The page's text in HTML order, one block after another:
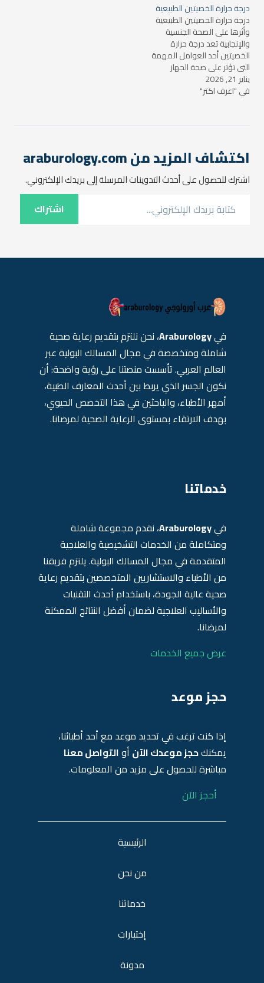
وظائفها. سنتناول في هذا
المقال موضوع "تبريد
الخصيتين"، من حيث المفهوم،
…
درجة حرارة الخصيتين الطبيعية
درجة حرارة الخصيتين الطبيعية
وأثرها على الصحة الجنسية
والإنجابية تعد درجة حرارة
الخصيتين أحد العوامل المهمة
التي تؤثر على صحة الجهاز
التناسلي لدى الرجل، وذلك لأنها
تلعب دوراً رئيسياً في إنتاج
تأثير الارتفاع أو…
يناير 21, 2026
في "اعرف اكتر"
اكتشاف المزيد من araburology.com
اشترك للحصول على أحدث التدوينات المرسلة إلى بريدك الإلكتروني.
اشتراك
فيAraburology، نحن نلتزم بتقديم رعاية صحية
شاملة ومتخصصة في مجال المسالك البولية عبر
العالم العربي. تأسست منصتنا على رؤية واضحة: أن
نكون الجسر الذي يربط بين أحدث المعارف الطبية،
أمهر الأطباء، والباحثين في هذا التخصص الحيوي،
بهدف الارتقاء بمستوى الرعاية الصحية لمرضانا.
خدماتنا
فيAraburology، نقدم مجموعة شاملة
ومتكاملة من الخدمات التشخيصية والعلاجية
المتقدمة في مجال المسالك البولية. يلتزم فريقنا
من الأطباء والاستشاريين المتخصصين بتقديم رعاية
صحية عالية الجودة، باستخدام أحدث التقنيات
والأساليب العلاجية لضمان أفضل النتائج الممكنة
لمرضانا.
عرض جميع الخدمات
حجز موعد
إذا كنت ترغب في تحديد موعد مع أحد أطبائنا،
يمكنكحجز موعدك الآن أوالتواصل معنا
مباشرة للحصول على مزيد من المعلومات.
أحجز الآن
الرئيسية
من نحن
خدماتنا
إختبارات
مدونة